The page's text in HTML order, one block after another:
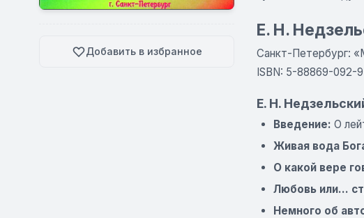
Добавить в избранное
Е. Н.
Санкт-Петербург:
ISBN: 5-88869-092-9
Е. Н.
Введение: О
Живая вода
О какой вере
Любовь или...
Немного об